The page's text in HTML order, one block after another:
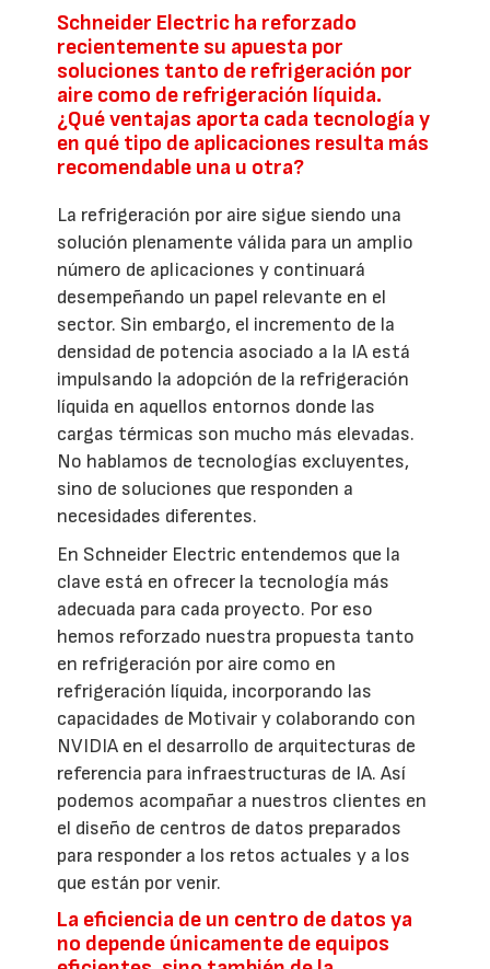
Schneider Electric ha reforzado
recientemente su apuesta por
soluciones tanto de refrigeración por
aire como de refrigeración líquida.
¿Qué ventajas aporta cada tecnología y
en qué tipo de aplicaciones resulta más
recomendable una u otra?
La refrigeración por aire sigue siendo una
solución plenamente válida para un amplio
número de aplicaciones y continuará
desempeñando un papel relevante en el
sector. Sin embargo, el incremento de la
densidad de potencia asociado a la IA está
impulsando la adopción de la refrigeración
líquida en aquellos entornos donde las
cargas térmicas son mucho más elevadas.
No hablamos de tecnologías excluyentes,
sino de soluciones que responden a
necesidades diferentes.
En Schneider Electric entendemos que la
clave está en ofrecer la tecnología más
adecuada para cada proyecto. Por eso
hemos reforzado nuestra propuesta tanto
en refrigeración por aire como en
refrigeración líquida, incorporando las
capacidades de Motivair y colaborando con
NVIDIA en el desarrollo de arquitecturas de
referencia para infraestructuras de IA. Así
podemos acompañar a nuestros clientes en
el diseño de centros de datos preparados
para responder a los retos actuales y a los
que están por venir.
La eficiencia de un centro de datos ya
no depende únicamente de equipos